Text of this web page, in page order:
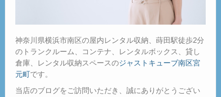
神奈川県横浜市南区の屋内レンタル収納、蒔田駅徒歩2分
のトランクルーム、コンテナ、レンタルボックス、貸し
倉庫、レンタル収納スペースのジャストキューブ南区宮
元町です。
当店のブログをご訪問いただき、誠にありがとうござい